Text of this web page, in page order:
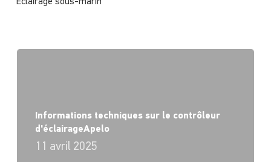
Informations techniques sur le contrôleur
d'éclairageApelo
11 avril 2025